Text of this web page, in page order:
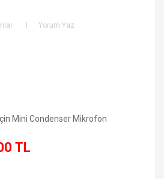
Yorum Yaz
Mini Condenser Mikrofon
TL